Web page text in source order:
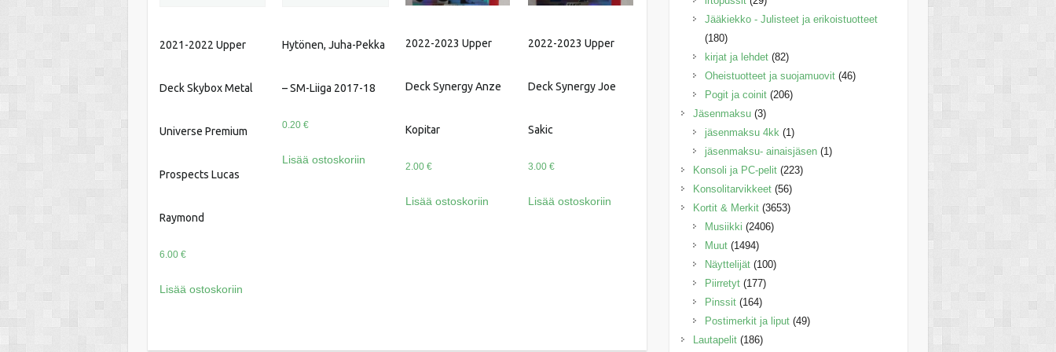
2021-2022 Upper
Deck Skybox Metal
Universe Premium
Prospects Lucas
Raymond
6.00 €
Lisää ostoskoriin
Hytönen, Juha-Pekka
– SM-Liiga 2017-18
0.20€
Lisää ostoskoriin
2022-2023 Upper
Deck Synergy Anze
Kopitar
2.00 €
Lisää ostoskoriin
2022-2023 Upper
Deck Synergy Joe
Sakic
3.00€
Lisää ostoskoriin
Jääkiekko - Julisteet ja erikoistuotteet
(180)
kirjat ja lehdet (82)
Oheistuotteet ja suojamuovit (46)
Pogit ja coinit (206)
Jäsenmaksu (3)
jäsenmaksu 4kk (1)
jäsenmaksu- ainaisjäsen (1)
Konsoli ja PC-pelit (223)
Konsolitarvikkeet (56)
Kortit & Merkit (3653)
Musiikki (2406)
Muut (1494)
Näyttelijät (100)
Piirretyt (177)
Pinssit (164)
Postimerkit ja liput (49)
Lautapelit (186)